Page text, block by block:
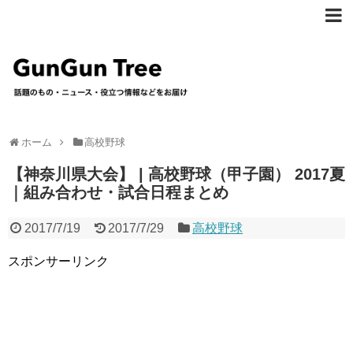
ホーム 高校野球
【神奈川県大会】 | 高校野球（甲子園） 2017夏
｜組み合わせ・試合日程まとめ
2017/7/19 2017/7/29 高校野球
スポンサーリンク